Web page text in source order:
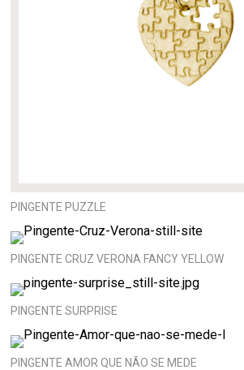
PINGENTE PUZZLE
PINGENTE CRUZ VERONA FANCY YELLOW
PINGENTE SURPRISE
PINGENTE AMOR QUE NÃO SE MEDE